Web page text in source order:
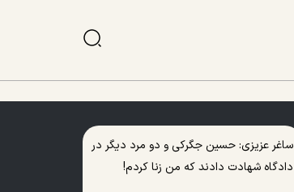
ساغر عزیزی: حسین جگرکی و دو مرد دیگر در
دادگاه شهادت دادند که من زنا کردم!